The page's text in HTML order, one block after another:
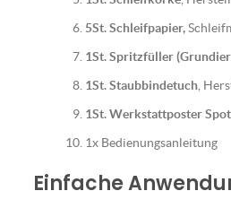
5St. Schleifpapier,
1St. Spritzfüller
1St. Staubbindetuch ,
1St. Werkstattposter
1x Bedienungsanleitung
Einfache